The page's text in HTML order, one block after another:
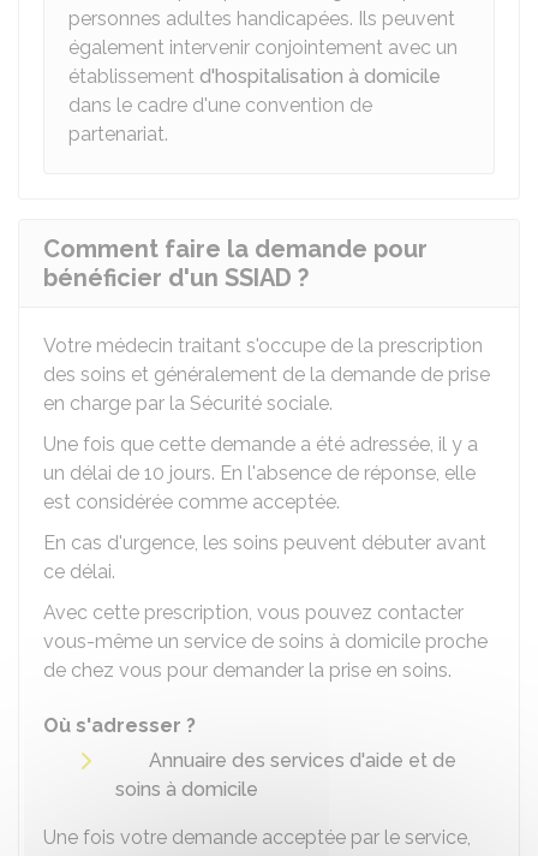
personnes adultes handicapées. Ils peuvent
également intervenir conjointement avec un
établissement d'hospitalisation à domicile
dans le cadre d'une convention de
partenariat.
Comment faire la demande pour
bénéficier d'un SSIAD ?
Votre médecin traitant s'occupe de la prescription
des soins et généralement de la demande de prise
en charge par la Sécurité sociale.
Une fois que cette demande a été adressée, il y a
un délai de 10 jours. En l'absence de réponse, elle
est considérée comme acceptée.
En cas d'urgence, les soins peuvent débuter avant
ce délai.
Avec cette prescription, vous pouvez contacter
vous-même un service de soins à domicile proche
de chez vous pour demander la prise en soins.
Où s'adresser ?
Annuaire des services d'aide et de
soins à domicile
Une fois votre demande acceptée par le service,